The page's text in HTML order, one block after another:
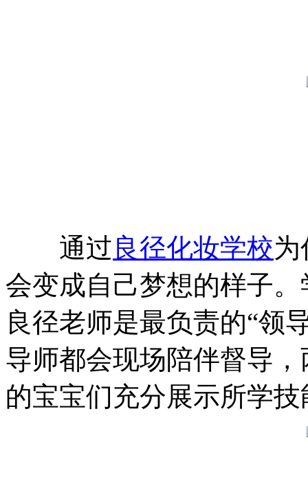
通过良径化妆学校
会变成自己梦想的样子
良径老师是最负责的“领
导师都会现场陪伴督导
的宝宝们充分展示所学技